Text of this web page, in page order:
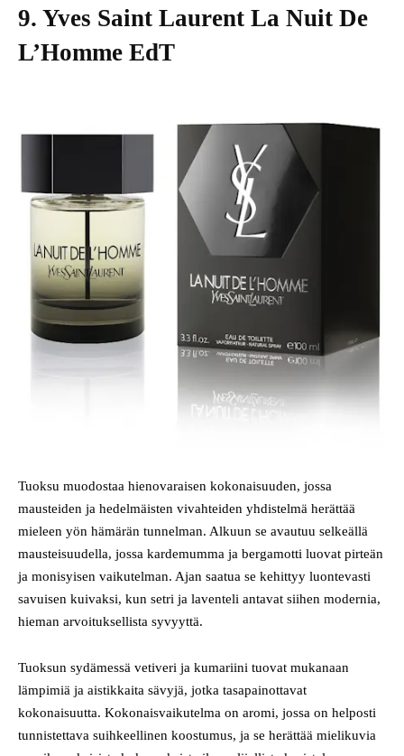
9. Yves Saint Laurent La Nuit De
L’Homme EdT
Tuoksu muodostaa hienovaraisen kokonaisuuden, jossa
mausteiden ja hedelmäisten vivahteiden yhdistelmä herättää
mieleen yön hämärän tunnelman. Alkuun se avautuu selkeällä
mausteisuudella, jossa kardemumma ja bergamotti luovat pirteän
ja monisyisen vaikutelman. Ajan saatua se kehittyy luontevasti
savuisen kuivaksi, kun setri ja laventeli antavat siihen modernia,
hieman arvoituksellista syvyyttä.
Tuoksun sydämessä vetiveri ja kumariini tuovat mukanaan
lämpimiä ja aistikkaita sävyjä, jotka tasapainottavat
kokonaisuutta. Kokonaisvaikutelma on aromi, jossa on helposti
tunnistettava suihkeellinen koostumus, ja se herättää mielikuvia